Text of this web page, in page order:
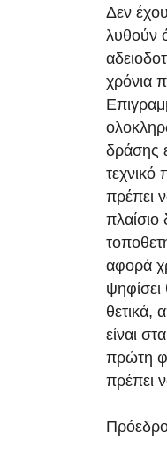
Δεν
λυθούν
χρόνια
δράσης
τεχνικό
πρέπει
αφορά
θετικά,
είναι
πρώτη
πρέπει